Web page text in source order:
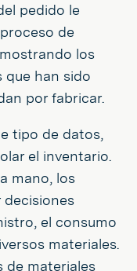
pedido le
de
los
que han sido
por fabricar.
tipo de datos,
el inventario.
mano, los
el consumo
materiales.
de materiales